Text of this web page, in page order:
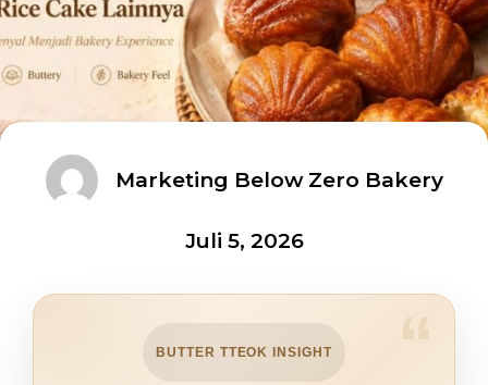
Marketing Below Zero Bakery
Juli 5, 2026
“
BUTTER TTEOK INSIGHT